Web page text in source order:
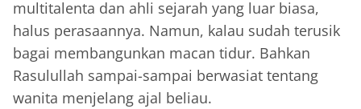
multitalenta dan ahli sejarah yang luar biasa,
halus perasaannya. Namun, kalau sudah terusik
bagai membangunkan macan tidur. Bahkan
Rasulullah sampai-sampai berwasiat tentang
wanita menjelang ajal beliau.